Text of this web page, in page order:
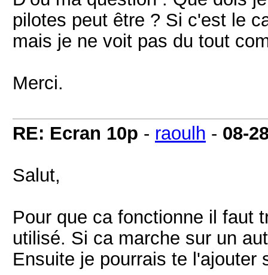
pilotes peut être ? Si c'est le
mais je ne voit pas du tout
Merci.
RE: Ecran 10p - raoulh - 08-
Salut,
Pour que ca fonctionne il faut
utilisé. Si ca marche sur un
Ensuite je pourrais te l'ajouter